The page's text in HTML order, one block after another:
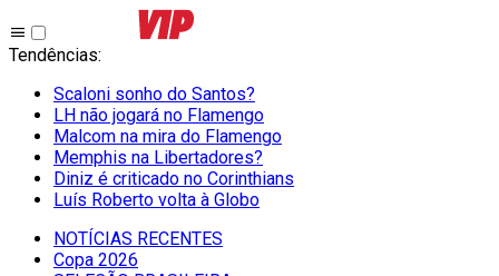
Tendências:
Scaloni sonho do Santos?
LH não jogará no Flamengo
Malcom na mira do Flamengo
Memphis na Libertadores?
Diniz é criticado no Corinthians
Luís Roberto volta à Globo
NOTÍCIAS RECENTES
Copa 2026